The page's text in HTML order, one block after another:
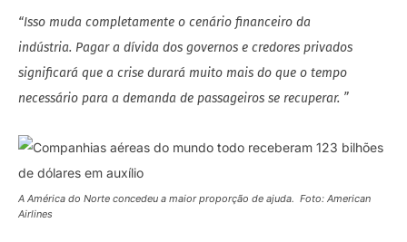
“Isso muda completamente o cenário financeiro da
indústria. Pagar a dívida dos governos e credores privados
significará que a crise durará muito mais do que o tempo
necessário para a demanda de passageiros se recuperar. ”
A América do Norte concedeu a maior proporção de ajuda. Foto: American
Airlines